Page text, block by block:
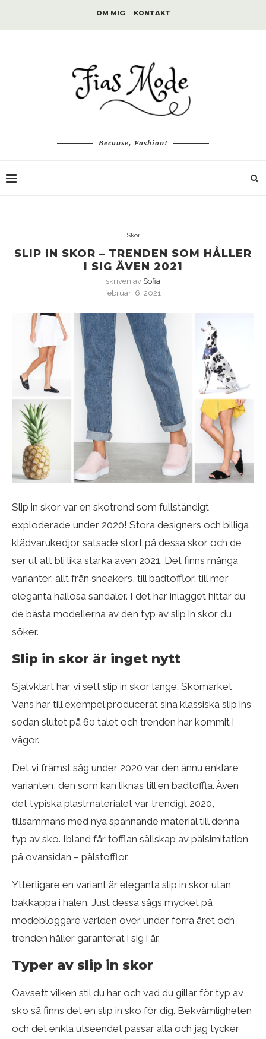
OM MIG KONTAKT
Because, Fashion!
Skor
SLIP IN SKOR – TRENDEN SOM HÅLLER
I SIG ÄVEN 2021
skriven av Sofia
februari 6, 2021
Slip in skor var en skotrend som fullständigt
exploderade under 2020! Stora designers och billiga
klädvarukedjor satsade stort på dessa skor och de
ser ut att bli lika starka även 2021. Det finns många
varianter, allt från sneakers, till badtofflor, till mer
eleganta hällösa sandaler. I det här inlägget hittar du
de bästa modellerna av den typ av slip in skor du
söker.
Slip in skor är inget nytt
Självklart har vi sett slip in skor länge. Skomärket
Vans har till exempel producerat sina klassiska slip ins
sedan slutet på 60 talet och trenden har kommit i
vågor.
Det vi främst såg under 2020 var den ännu enklare
varianten, den som kan liknas till en badtoffla. Även
det typiska plastmaterialet var trendigt 2020,
tillsammans med nya spännande material till denna
typ av sko. Ibland får tofflan sällskap av pälsimitation
på ovansidan – pälstofflor.
Ytterligare en variant är eleganta slip in skor utan
bakkappa i hälen. Just dessa sågs mycket på
modebloggare världen över under förra året och
trenden håller garanterat i sig i år.
Typer av slip in skor
Oavsett vilken stil du har och vad du gillar för typ av
sko så finns det en slip in sko för dig. Bekvämligheten
och det enkla utseendet passar alla och jag tycker